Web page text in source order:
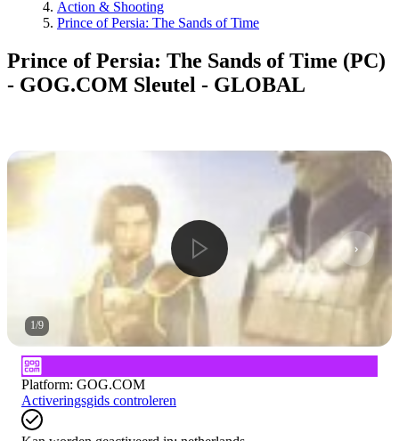
Action & Shooting
Prince of Persia: The Sands of Time
Prince of Persia: The Sands of Time (PC)
- GOG.COM Sleutel - GLOBAL
1/9
Platform: GOG.COM
Activeringsgids controleren